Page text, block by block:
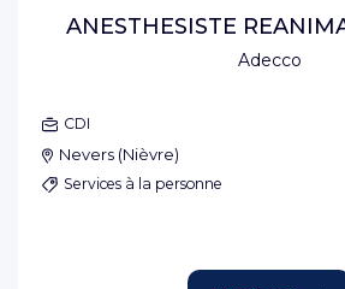
Adecco
ANESTHESISTE
CDI
Nevers (Nièvre)
Services à la personne